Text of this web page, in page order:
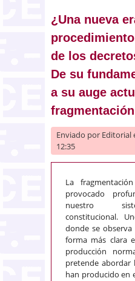
¿Una nueva
de los
De su
a su auge
Enviado por Editorial
12:35
La
provocado
nuestro
constitucional.
donde se
forma más clara
producción
pretende abordar
han producido en